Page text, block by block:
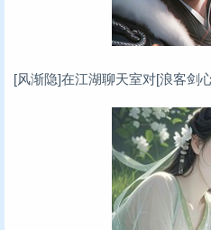
[风渐隐]在江湖聊天室对[浪客剑